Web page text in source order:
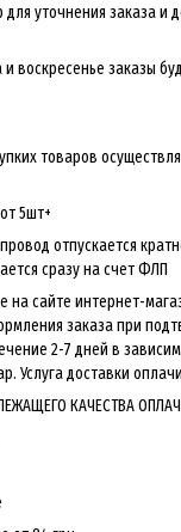
уточнения заказа и
воскресенье заказы
товаров
5шт+
отпускается
сразу на счет ФЛП
сайте интернет-
заказа при
2-7 дней в
Услуга доставки
КАЧЕСТВА